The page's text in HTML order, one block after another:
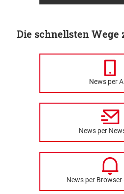
Die schnellsten Wege
News per
News per
News per